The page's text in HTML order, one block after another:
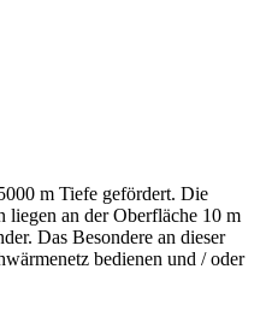
m Tiefe gefördert. Die
liegen an der Oberfläche 10 m
Das Besondere an dieser
bedienen und / oder